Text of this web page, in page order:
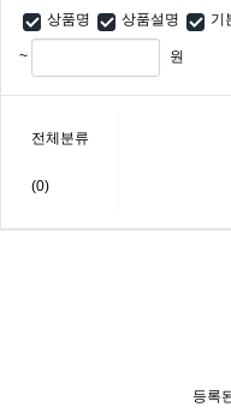
상품명 상품설명 기
~ 원
전체분류
(0)
등록